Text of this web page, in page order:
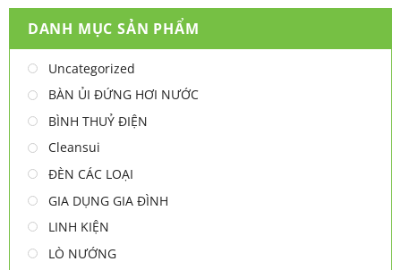
DANH MỤC SẢN PHẨM
Uncategorized
BÀN ỦI ĐỨNG HƠI NƯỚC
BÌNH THUỶ ĐIỆN
Cleansui
ĐÈN CÁC LOẠI
GIA DỤNG GIA ĐÌNH
LINH KIỆN
LÒ NƯỚNG